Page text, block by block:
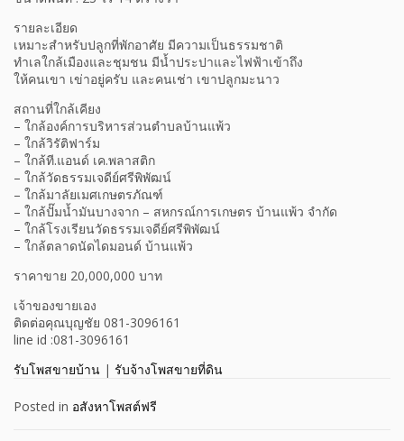
รายละเอียด
เหมาะสำหรับปลูกที่พักอาศัย มีความเป็นธรรมชาติ
ทำเลใกล้เมืองและชุมชน มีน้ำประปาและไฟฟ้าเข้าถึง
ให้คนเขา เข่าอยู่ครับ และคนเช่า เขาปลูกมะนาว
สถานที่ใกล้เคียง
– ใกล้องค์การบริหารส่วนตำบลบ้านแพ้ว
– ใกล้วิรัติฟาร์ม
– ใกล้ที.แอนด์ เค.พลาสติก
– ใกล้วัดธรรมเจดีย์ศรีพิพัฒน์
– ใกล้มาลัยเมศเกษตรภัณฑ์
– ใกล้ปั๊มน้ำมันบางจาก – สหกรณ์การเกษตร บ้านแพ้ว จำกัด
– ใกล้โรงเรียนวัดธรรมเจดีย์ศรีพิพัฒน์
– ใกล้ตลาดนัดไดมอนด์ บ้านแพ้ว
ราคาขาย 20,000,000 บาท
เจ้าของขายเอง
ติดต่อคุณบุญชัย 081-3096161
line id :081-3096161
รับโพสขายบ้าน | รับจ้างโพสขายที่ดิน
Posted in อสังหาโพสต์ฟรี